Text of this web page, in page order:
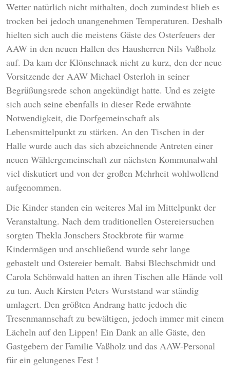
Wetter natürlich nicht mithalten, doch zumindest blieb es
trocken bei jedoch unangenehmen Temperaturen. Deshalb
hielten sich auch die meistens Gäste des Osterfeuers der
AAW in den neuen Hallen des Hausherren Nils Vaßholz
auf. Da kam der Klönschnack nicht zu kurz, den der neue
Vorsitzende der AAW Michael Osterloh in seiner
Begrüßungsrede schon angekündigt hatte. Und es zeigte
sich auch seine ebenfalls in dieser Rede erwähnte
Notwendigkeit, die Dorfgemeinschaft als
Lebensmittelpunkt zu stärken. An den Tischen in der
Halle wurde auch das sich abzeichnende Antreten einer
neuen Wählergemeinschaft zur nächsten Kommunalwahl
viel diskutiert und von der großen Mehrheit wohlwollend
aufgenommen.
Die Kinder standen ein weiteres Mal im Mittelpunkt der
Veranstaltung. Nach dem traditionellen Ostereiersuchen
sorgten Thekla Jonschers Stockbrote für warme
Kindermägen und anschließend wurde sehr lange
gebastelt und Ostereier bemalt. Babsi Blechschmidt und
Carola Schönwald hatten an ihren Tischen alle Hände voll
zu tun. Auch Kirsten Peters Wurststand war ständig
umlagert. Den größten Andrang hatte jedoch die
Tresenmannschaft zu bewältigen, jedoch immer mit einem
Lächeln auf den Lippen! Ein Dank an alle Gäste, den
Gastgebern der Familie Vaßholz und das AAW-Personal
für ein gelungenes Fest !